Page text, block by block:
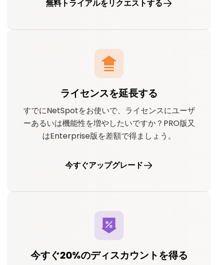
無料トライアルをリクエストする
ライセンスを延長する
すでにNetSpotをお使いで、ライセンスにユーザ
ーあるいは機能性を増やしたいですか？PRO版又
はEnterprise版を差額で得ましょう。
今すぐアップグレード
今すぐ20%のディスカウントを得る